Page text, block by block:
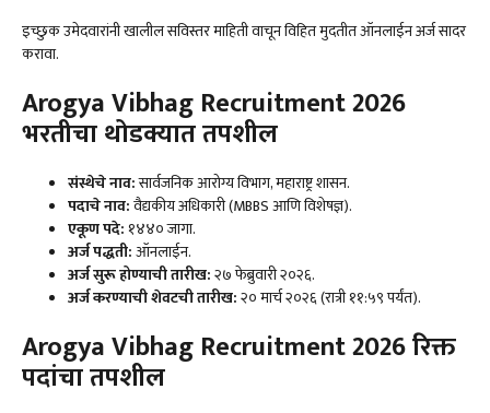
इच्छुक उमेदवारांनी खालील सविस्तर माहिती वाचून विहित मुदतीत ऑनलाईन अर्ज सादर
करावा.
Arogya Vibhag Recruitment 2026
भरतीचा थोडक्यात तपशील
संस्थेचे नाव:सार्वजनिक आरोग्य विभाग, महाराष्ट्र शासन.
पदाचे नाव:वैद्यकीय अधिकारी (MBBS आणि विशेषज्ञ).
एकूण पदे: १४४० जागा.
अर्ज पद्धती:ऑनलाईन.
अर्ज सुरू होण्याची तारीख:२७ फेब्रुवारी २०२६.
अर्ज करण्याची शेवटची तारीख:२० मार्च २०२६ (रात्री ११:५९ पर्यंत).
Arogya Vibhag Recruitment 2026रिक्त
पदांचा तपशील